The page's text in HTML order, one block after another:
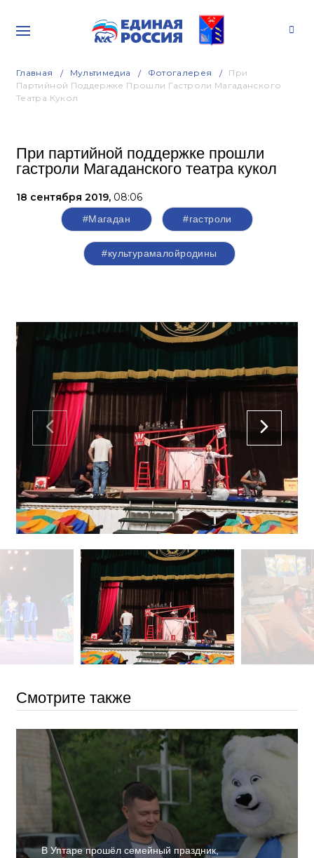
Главная Мультимедиа Фотогалерея
При
Партийной Поддержке Прошли Гастроли Магаданского
Театра Кукол
При партийной поддержке прошли
гастроли Магаданского театра кукол
18 сентября 2019, 08:06
#Магадан #гастроли
#культурамалойродины
Смотрите также
В Уптаре прошёл семейный праздник,